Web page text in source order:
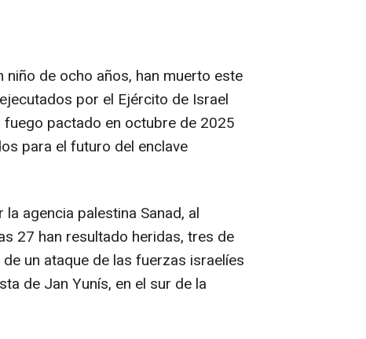
de ocho años, han muerto este
por el Ejército de Israel
pactado en octubre de 2025
para el futuro del enclave
agencia palestina Sanad, al
27 han resultado heridas, tres de
un ataque de las fuerzas israelíes
de Jan Yunís, en el sur de la